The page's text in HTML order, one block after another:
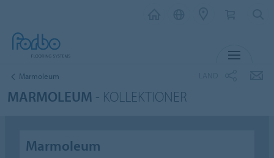
Marmoleum
MARMOLEUM - KOLLEKTIONER
Marmoleum